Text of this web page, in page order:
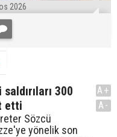
2026
300
etti
Sözcü
yönelik son
A+
A-